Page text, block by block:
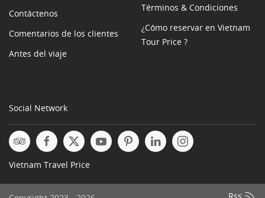
Contáctenos
Comentarios de los clientes
Antes del viaje
Términos & Condiciones
¿Cómo reservar en Vietnam
Tour Price ?
Social Network
Vietnam Travel Price
Rss